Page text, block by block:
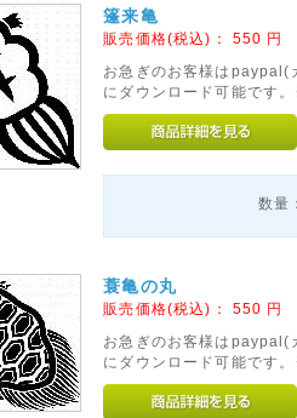
篷来亀
販売価格(税込)： 550 円
お急ぎのお客様はpaypal(
にダウンロード可能です
数量：
蓑亀の丸
販売価格(税込)： 550 円
お急ぎのお客様はpaypal(
にダウンロード可能です